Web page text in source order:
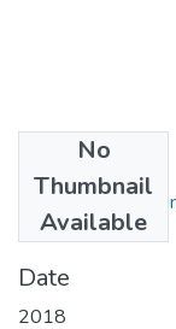
No
Thumbnail
Available
(45.57 KB)
Date
2018